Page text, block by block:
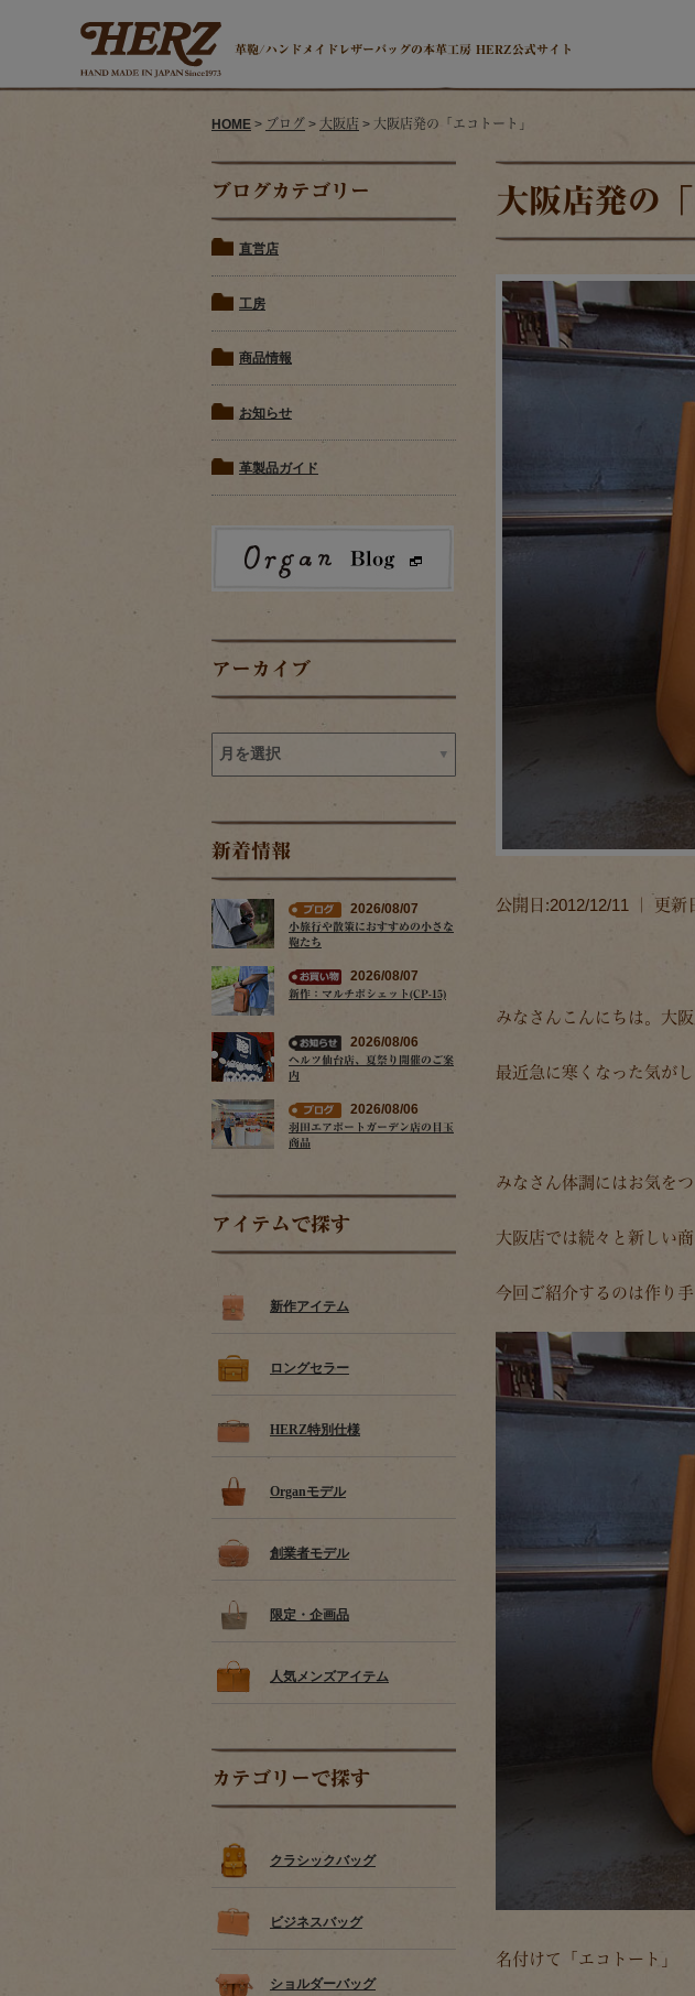
革鞄/ハンドメイドレザーバッグの本革工房 HERZ公式サイト
HOME > ブログ > 大阪店 > 大阪店発の「エコトート」
ブログカテゴリー
直営店
工房
商品情報
お知らせ
革製品ガイド
アーカイブ
新着情報
2026/08/07
小旅行や散策におすすめの小さな
鞄たち
2026/08/07
新作：マルチポシェット(CP-15)
2026/08/06
ヘルツ仙台店、夏祭り開催のご案
内
2026/08/06
羽田エアポートガーデン店の目玉
商品
アイテムで探す
新作アイテム
ロングセラー
HERZ特別仕様
Organモデル
創業者モデル
限定・企画品
人気メンズアイテム
カテゴリーで探す
クラシックバッグ
ビジネスバッグ
ショルダーバッグ
大阪店発の
公開日:2012/12/11 ｜ 更新
みなさんこんにちは。大
最近急に寒くなった気がし
みなさん体調にはお気をつ
大阪店では続々と新しい商
今回ご紹介するのは作り
名付けて「エコトート」